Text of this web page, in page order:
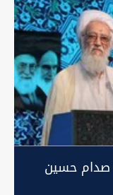
صدام حسين